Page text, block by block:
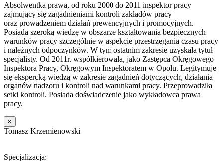
Absolwentka prawa, od roku 2000 do 2011 inspektor pracy
zajmujący się zagadnieniami kontroli zakładów pracy
oraz prowadzeniem działań prewencyjnych i promocyjnych.
Posiada szeroką wiedzę w obszarze kształtowania bezpiecznych
warunków pracy szczególnie w aspekcie przestrzegania czasu pracy
i należnych odpoczynków. W tym ostatnim zakresie uzyskała tytuł
specjalisty. Od 2011r. współkierowała, jako Zastępca Okręgowego
Inspektora Pracy, Okręgowym Inspektoratem w Opolu. Legitymuje
się ekspercką wiedzą w zakresie zagadnień dotyczących, działania
organów nadzoru i kontroli nad warunkami pracy. Przeprowadziła
setki kontroli. Posiada doświadczenie jako wykładowca prawa
pracy.
×
Tomasz Krzemienowski
Specjalizacja: